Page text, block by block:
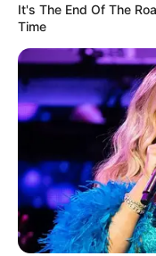
It's The End Of The
Time